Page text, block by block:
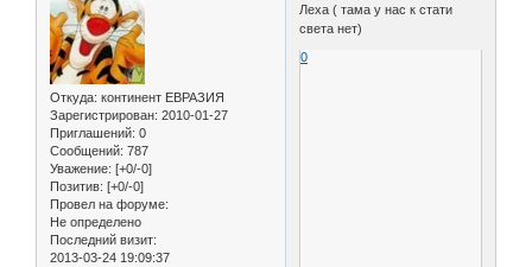
Откуда: континент ЕВРАЗИЯ
Зарегистрирован: 2010-01-27
Приглашений: 0
Сообщений: 787
Уважение: [+0/-0]
Позитив: [+0/-0]
Провел на форуме:
Не определено
Последний визит:
2013-03-24 19:09:37
Леха ( тама у нас к стати
света нет)
0